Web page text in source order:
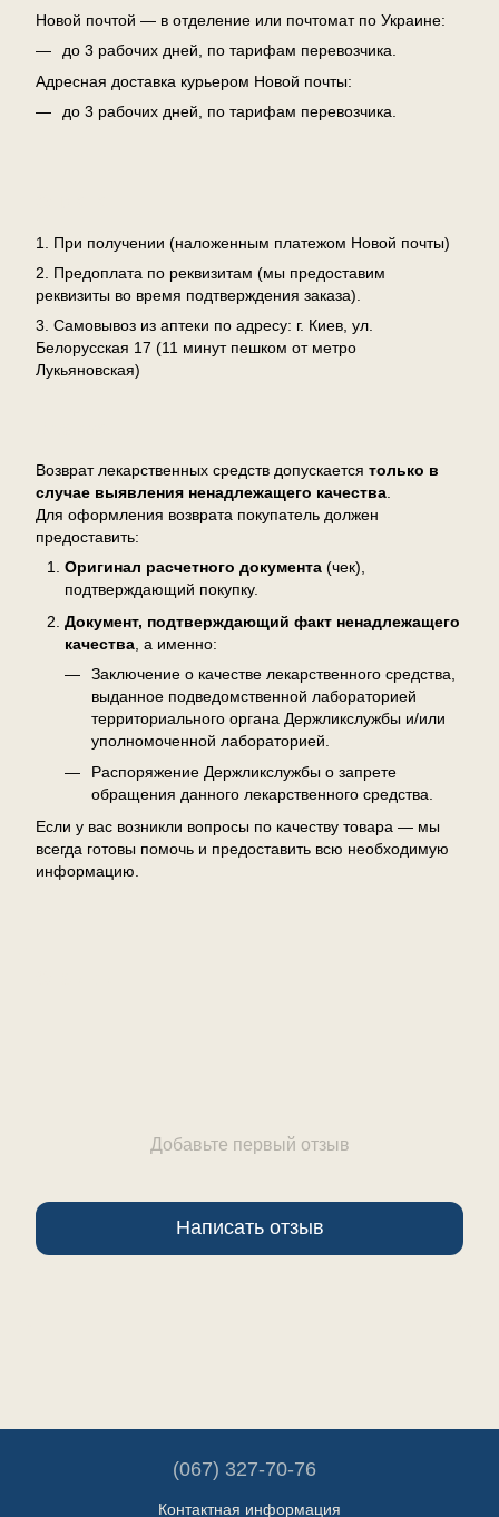
Новой почтой — в отделение или почтомат по Украине:
до 3 рабочих дней, по тарифам перевозчика.
Адресная доставка курьером Новой почты:
до 3 рабочих дней, по тарифам перевозчика.
1. При получении (наложенным платежом Новой почты)
2. Предоплата по реквизитам (мы предоставим
реквизиты во время подтверждения заказа).
3. Самовывоз из аптеки по адресу: г. Киев, ул.
Белорусская 17 (11 минут пешком от метро
Лукьяновская)
Возврат лекарственных средств допускается только в
случае выявления ненадлежащего качества.
Для оформления возврата покупатель должен
предоставить:
Оригинал расчетного документа (чек),
подтверждающий покупку.
Документ, подтверждающий факт ненадлежащего
качества , а именно:
Заключение о качестве лекарственного средства,
выданное подведомственной лабораторией
территориального органа Держликслужбы и/или
уполномоченной лабораторией.
Распоряжение Держликслужбы о запрете
обращения данного лекарственного средства.
Если у вас возникли вопросы по качеству товара — мы
всегда готовы помочь и предоставить всю необходимую
информацию.
Добавьте первый отзыв
Написать отзыв
(067) 327-70-76
Контактная информация